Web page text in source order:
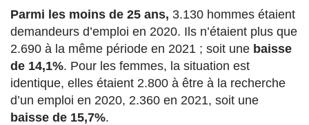
Parmi les moins de 25 ans, 3.130 hommes étaient
demandeurs d’emploi en 2020. Ils n’étaient plus que
2.690 à la même période en 2021 ; soit une baisse
de 14,1%. Pour les femmes, la situation est
identique, elles étaient 2.800 à être à la recherche
d’un emploi en 2020, 2.360 en 2021, soit une
baisse de 15,7%.